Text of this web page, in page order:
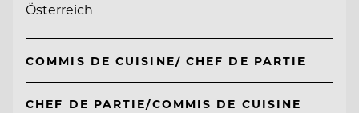
Österreich
COMMIS DE CUISINE/ CHEF DE PARTIE
CHEF DE PARTIE/COMMIS DE CUISINE